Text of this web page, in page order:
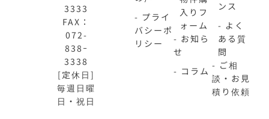
3333
FAX：
072-
838ｰ
3338
[定休日]
毎週日曜
日・祝日
- プライ
バシーポ
リシー
入りフ
ォーム
- お知ら
せ
- コラム
ンス
- よく
ある質
問
- ご相
談・お見
積り依頼